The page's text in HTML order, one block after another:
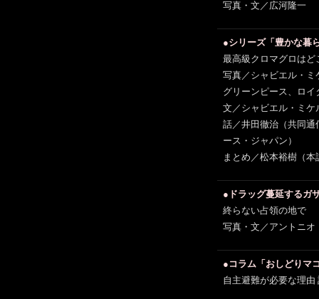
写真・文／広河隆一
●シリーズ「豊かな暮
最高級クロマグロはど
写真／シャビエル・
グリーンピース、ロイ
文／シャビエル・ミケ
話／井田徹治（共同
ース・ジャパン）
まとめ／松本裕樹（本
●ドラッグ蔓延するガ
終らない占領の地で
写真・文／アントニオ
●コラム「おしどりマ
自主避難が必要な理由